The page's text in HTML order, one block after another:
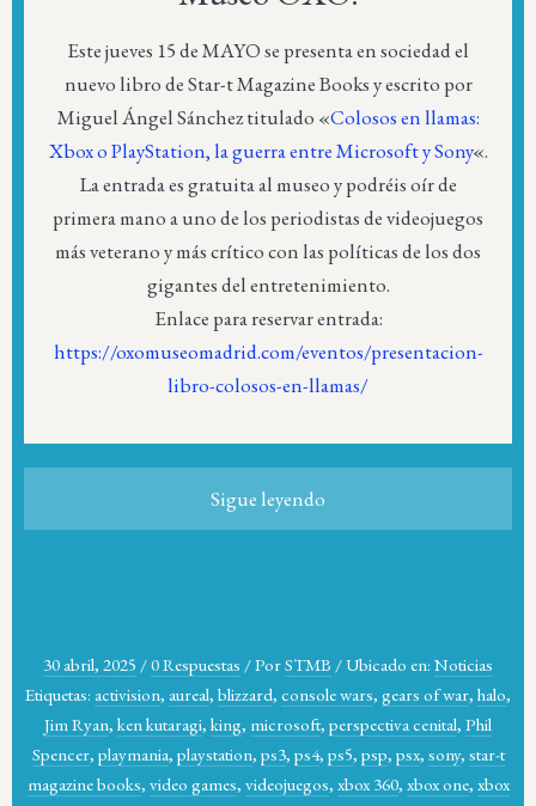
Este jueves 15 de MAYO se presenta en sociedad el
nuevo libro de Star-t Magazine Books y escrito por
Miguel Ángel Sánchez titulado «Colosos en llamas:
Xbox o PlayStation, la guerra entre Microsoft y Sony«.
La entrada es gratuita al museo y podréis oír de
primera mano a uno de los periodistas de videojuegos
más veterano y más crítico con las políticas de los dos
gigantes del entretenimiento.
Enlace para reservar entrada:
https://oxomuseomadrid.com/eventos/presentacion-
libro-colosos-en-llamas/
Sigue leyendo
30 abril, 2025 /0 Respuestas /PorSTMB / Ubicado en: Noticias
Etiquetas: activision, aureal, blizzard, console wars, gears of war, halo,
Jim Ryan, ken kutaragi, king, microsoft, perspectiva cenital, Phil
Spencer, playmania, playstation, ps3, ps4, ps5, psp, psx, sony, star-t
magazine books, video games, videojuegos, xbox 360, xbox one, xbox